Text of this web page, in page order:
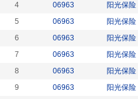
4
06963 阳光保险
5
06963 阳光保险
6
06963 阳光保险
7
06963 阳光保险
8
06963 阳光保险
9
06963 阳光保险